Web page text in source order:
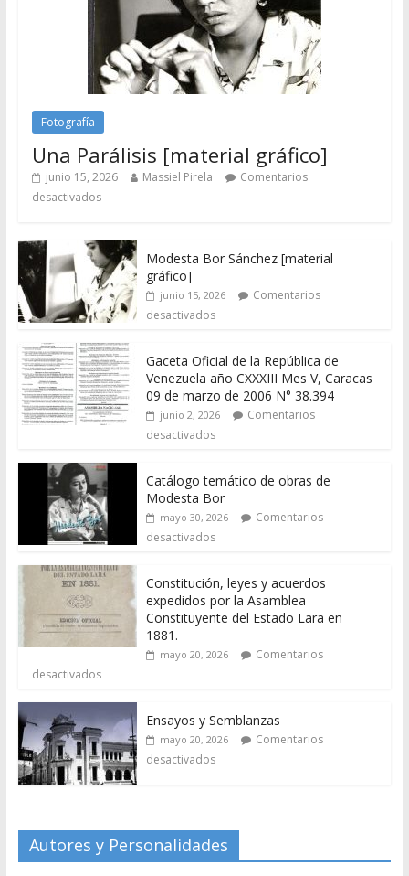
Fotografía
Una Parálisis [material gráfico]
junio 15, 2026 Massiel Pirela
Comentarios
desactivados
Modesta Bor Sánchez [material
gráfico]
junio 15, 2026
Comentarios
desactivados
Gaceta Oficial de la República de
Venezuela año CXXXIII Mes V, Caracas
09 de marzo de 2006 N° 38.394
junio 2, 2026
Comentarios
desactivados
Catálogo temático de obras de
Modesta Bor
mayo 30, 2026
Comentarios
desactivados
Constitución, leyes y acuerdos
expedidos por la Asamblea
Constituyente del Estado Lara en
1881.
mayo 20, 2026
Comentarios
desactivados
Ensayos y Semblanzas
mayo 20, 2026
Comentarios
desactivados
Autores y Personalidades